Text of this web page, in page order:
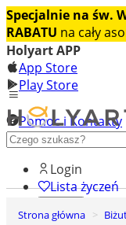
Specjalnie na św.
RABATU na cały
Holyart APP
App Store
Play Store
Pomoc i Kontakty
+48 222 922 860
Login
Lista życzeń
0
Strona główna